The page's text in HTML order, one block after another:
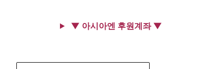
▼ 아시아엔 후원계좌 ▼